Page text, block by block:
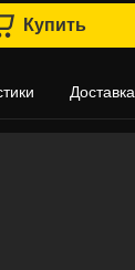
Купить
Доставка